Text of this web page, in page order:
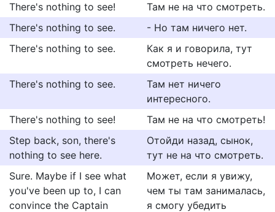
There's nothing to see!
Там не на что смотреть.
There's nothing to see.
- Но там ничего нет.
There's nothing to see.
Как я и говорила, тут
смотреть нечего.
There's nothing to see.
Там нет ничего
интересного.
There's nothing to see!
Там не на что смотреть!
Step back, son, there's
nothing to see here.
Отойди назад, сынок,
тут не на что смотреть.
Sure. Maybe if I see what
you've been up to, I can
convince the Captain
Может, если я увижу,
чем ты там занималась,
я смогу убедить